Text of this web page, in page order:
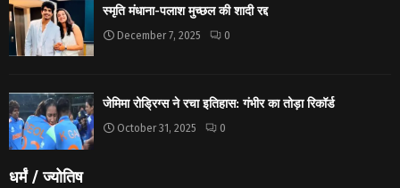
स्मृति मंधाना-पलाश मुच्छल की शादी रद्द
December 7, 2025 0
जेमिमा रोड्रिग्स ने रचा इतिहास: गंभीर का तोड़ा रिकॉर्ड
October 31, 2025 0
धर्मं / ज्योतिष